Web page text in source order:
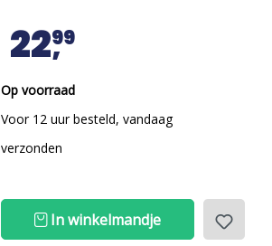
2299
Op voorraad
Voor 12 uur besteld, vandaag
verzonden
In winkelmandje